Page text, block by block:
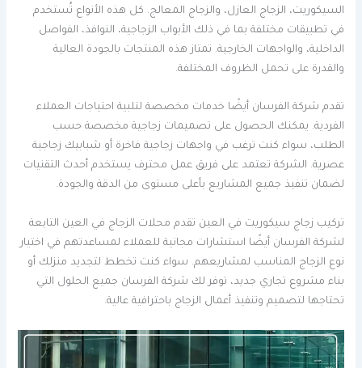
السيكوريت، الزجاج العازل، والزجاج المعالج. كل هذه الأنواع تُستخدم
في تطبيقات مختلفة بما في ذلك الأبواب الزجاجية، النوافذ، الفواصل
الداخلية، والواجهات الخارجية. تمتاز هذه المنتجات بالجودة العالية
والقدرة على تحمل الظروف المختلفة.
تقدم شركة الفرسان أيضًا خدمات مخصصة لتلبية احتياجات العملاء
الفردية. يمكنك الحصول على تصميمات زجاجية مخصصة حسب
الطلب، سواء كنت ترغب في واجهات زجاجية فاخرة أو شبابيك زجاجية
عصرية. الشركة تعتمد على فريق عمل محترف يستخدم أحدث التقنيات
لضمان تنفيذ جميع المشاريع بأعلى مستوى من الدقة والجودة.
تركيب زجاج سيكوريت في العين تقدم محلات الزجاج في العين التابعة
لشركة الفرسان أيضًا استشارات مجانية للعملاء لمساعدتهم في اختيار
نوع الزجاج المناسب لمشاريعهم. سواء كنت تخطط لتجديد منزلك أو
بناء مشروع تجاري جديد، توفر لك شركة الفرسان جميع الحلول التي
تحتاجها لتصميم وتنفيذ أعمال الزجاج باحترافية عالية.